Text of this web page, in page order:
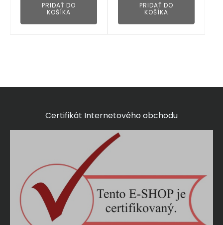
PRIDAŤ DO
KOŠÍKA
PRIDAŤ DO
KOŠÍKA
Certifikát Internetového obchodu